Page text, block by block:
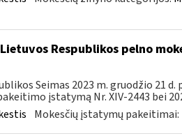
Respublikos pelno
Seimas 2023 m. gruodžio 21
įstatymą Nr. XIV-2443 bei
Mokesčių įstatymų pakeitimai: